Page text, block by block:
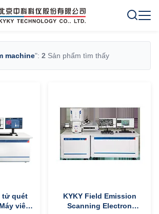
machine": 2 Sản phẩm tìm thấy
tử quét
viêm
KYKY Field Emission
Scanning Electron